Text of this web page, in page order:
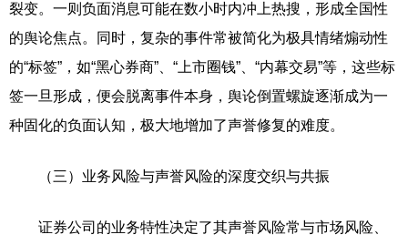
裂变。一则负面消息可能在数小时内冲上热搜，形成全国性
的舆论焦点。同时，复杂的事件常被简化为极具情绪煽动性
的“标签”，如“黑心券商”、“上市圈钱”、“内幕交易”等，这些标
签一旦形成，便会脱离事件本身，舆论倒置螺旋逐渐成为一
种固化的负面认知，极大地增加了声誉修复的难度。
（三）业务风险与声誉风险的深度交织与共振
证券公司的业务特性决定了其声誉风险常与市场风险、